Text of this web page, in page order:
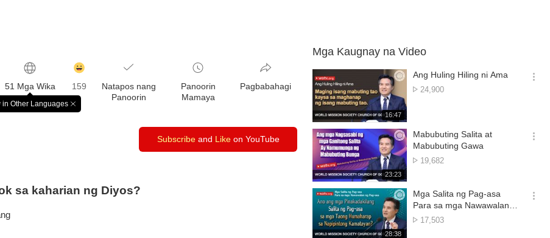
51 Mga Wika
in Other Languages
창
클
159
Natapos nang
Panoorin
Panoorin
Mamaya
Pagbabahagi
Subscribeand Likeon YouTube
sa kaharian ng Diyos?
Mga Kaugnay na Video
재
생
시
간
16:47
Ang Huling Hiling ni Ama
Bilang
24,900
옵
재
생
시
간
23:23
Mabubuting Salita at
Mabubuting Gawa
Bilang
19,682
옵
재
28:38
Mga Salita ng Pag-asa
Para sa mga Nawawalan
ng Pag-asa
Bilang
17,503
옵